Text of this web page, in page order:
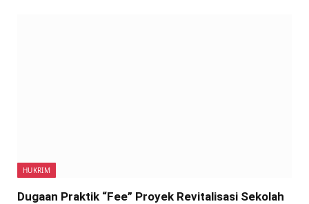
HUKRIM
Dugaan Praktik “Fee” Proyek Revitalisasi Sekolah